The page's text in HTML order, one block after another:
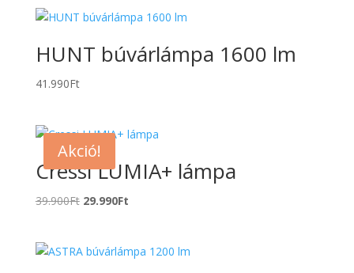
HUNT búvárlámpa 1600 lm
41.990Ft
Akció!
Cressi LUMIA+ lámpa
39.900Ft Original
39.900Ft.
29.990FtCurrent
29.990Ft.